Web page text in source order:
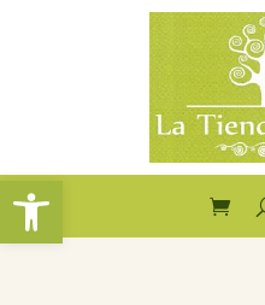
Abrir barra de herramientas